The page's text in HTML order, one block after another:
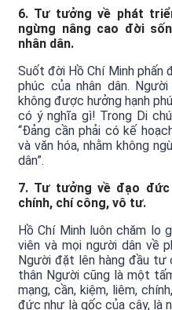
6. Tư tưởng về phát
ngừng nâng cao đời
nhân dân.
Suốt đời Hồ Chí Minh phấn
phúc của nhân dân.
không được hưởng hạnh
có ý nghĩa gì! Trong Di
“Đảng cần phải có kế
và văn hóa, nhằm không
dân”.
7. Tư tưởng về đạo đức
chính, chí công, vô tư.
Hồ Chí Minh luôn chăm lo
viên và mọi người dân về
Người đặt lên hàng đầu tư
thân Người cũng là một
mạng, cần, kiệm, liêm,
đức như là gốc của cây, là